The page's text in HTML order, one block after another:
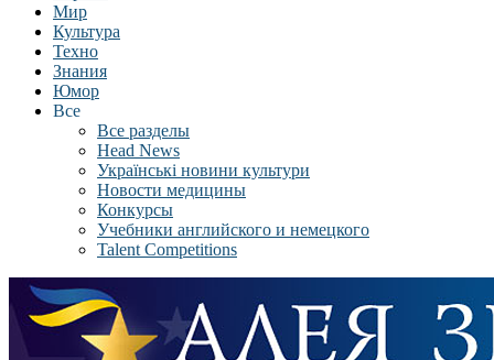
Мир
Культура
Техно
Знания
Юмор
Все
Все разделы
Head News
Українські новини культури
Новости медицины
Конкурсы
Учебники английского и немецкого
Talent Competitions